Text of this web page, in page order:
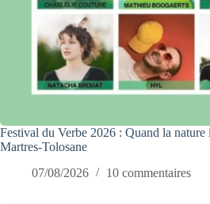
Festival du Verbe 2026 : Quand la nature
Martres-Tolosane
07/08/2026
10 commentaires